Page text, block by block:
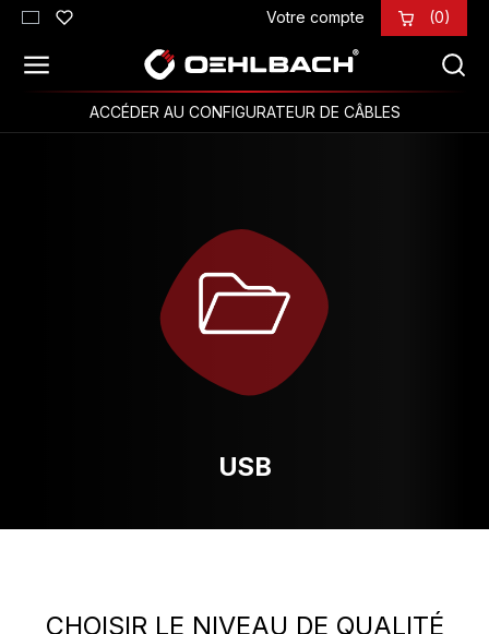
Passer au contenu principal Votre compte (0)
ACCÉDER AU CONFIGURATEUR DE CÂBLES
USB
CHOISIR LE NIVEAU DE QUALITÉ